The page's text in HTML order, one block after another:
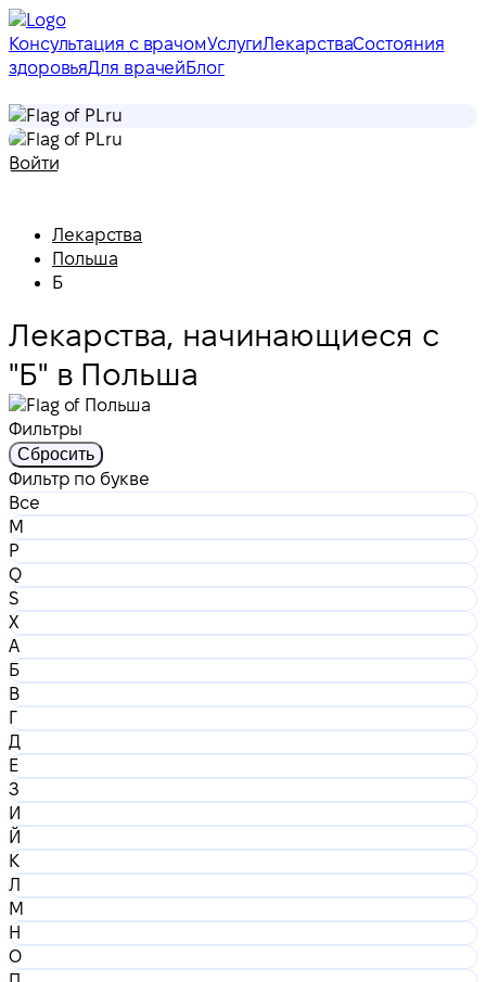
Консультация с врачомУслугиЛекарстваСостояния
здоровьяДля врачейБлог
ru
ru
Войти
Лекарства
Польша
Б
Лекарства, начинающиеся с
"Б" в Польша
Фильтры
Сбросить
Фильтр по букве
Все
M
P
Q
S
X
А
Б
В
Г
Д
Е
З
И
Й
К
Л
М
Н
О